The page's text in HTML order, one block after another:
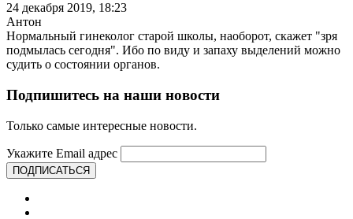
24 декабря 2019, 18:23
Антон
Нормальный гинеколог старой школы, наоборот, скажет "зря
подмылась сегодня". Ибо по виду и запаху выделений можно
судить о состоянии органов.
Подпишитесь на наши новости
Только самые интересные новости.
Укажите Email адрес
ПОДПИСАТЬСЯ